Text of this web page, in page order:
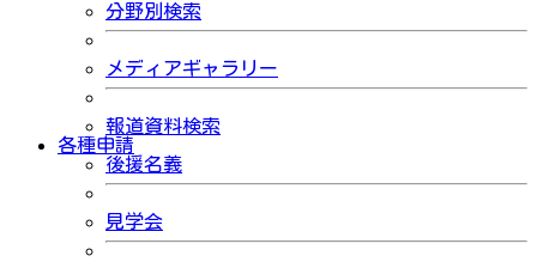
分野別検索
メディアギャラリー
報道資料検索
各種申請
後援名義
見学会